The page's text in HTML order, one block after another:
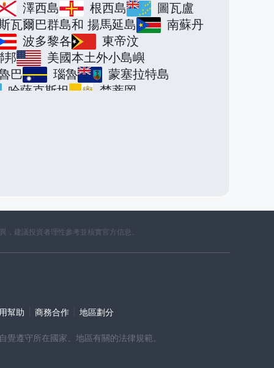
澤西島 根西島
圖瓦盧
瓦爾巴群島和 揚馬延島
南蘇丹
波多黎各
東帝汶
邦
美國本土外小島嶼
巴
瑙魯
蒙塞拉特島
哈薩克斯坦
梵蒂岡
建議投資者理性參考並核實官方信息。
幫助 商務合作 地區劃分
遵守所在國家、地區有關的法律規範。